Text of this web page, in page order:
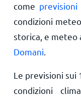
come
condizioni
storica, e meteo
Domani
Le previsioni
condizioni